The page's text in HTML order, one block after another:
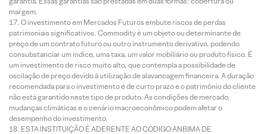
margem.
O investimento em Mercados Futuros embute riscos de perdas
patrimoniais significativos. Commodity é um objeto ou determinante de
preço de um contrato futuro ou outro instrumento derivativo, podendo
consubstanciar um índice, uma taxa, um valor mobiliário ou produto físico. É
um investimento de risco muito alto, que contempla a possibilidade de
oscilação de preço devido à utilização de alavancagem financeira. A duração
recomendada para o investimento é de curto prazo e o patrimônio do cliente
não está garantido neste tipo de produto. As condições de mercado,
mudanças climáticas e o cenário macroeconômico podem afetar o
desempenho do investimento.
ESTA INSTITUIÇÃO É ADERENTE AO CÓDIGO ANBIMA DE